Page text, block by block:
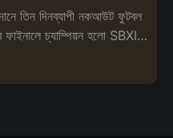
তিন দিনব্যাপী নকআউট ফুটবল
চ্যাম্পিয়ন হলো SBXI